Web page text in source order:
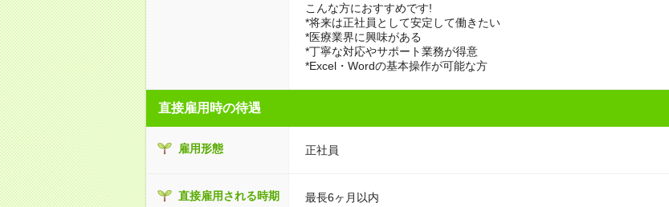
こんな方におすすめです!
*将来は正社員として安定して働きたい
*医療業界に興味がある
*丁寧な対応やサポート業務が得意
*Excel・Wordの基本操作が可能な方
直接雇用時の待遇
雇用形態 正社員
直接雇用される時期 最長6ヶ月以内